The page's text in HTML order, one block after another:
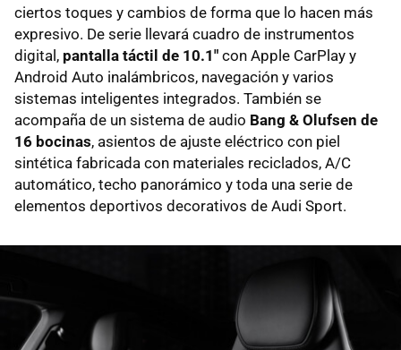
ciertos toques y cambios de forma que lo hacen más
expresivo. De serie llevará cuadro de instrumentos
digital, pantalla táctil de 10.1" con Apple CarPlay y
Android Auto inalámbricos, navegación y varios
sistemas inteligentes integrados. También se
acompaña de un sistema de audio Bang & Olufsen de
16 bocinas, asientos de ajuste eléctrico con piel
sintética fabricada con materiales reciclados, A/C
automático, techo panorámico y toda una serie de
elementos deportivos decorativos de Audi Sport.